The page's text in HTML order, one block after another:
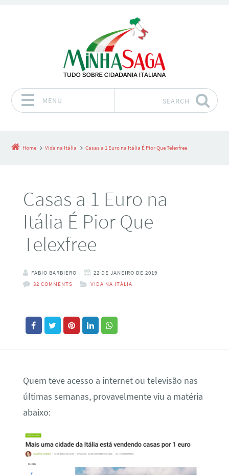
MENU SEARCH
Home Vida na Itália Casas a 1 Euro na Itália É Pior Que Telexfree
Casas a 1 Euro na
Itália É Pior Que
Telexfree
FABIO BARBIERO
22 DE JANEIRO DE 2019
32 COMMENTS
VIDA NA ITÁLIA
Quem teve acesso a internet ou televisão nas
últimas semanas, provavelmente viu a matéria
abaixo: